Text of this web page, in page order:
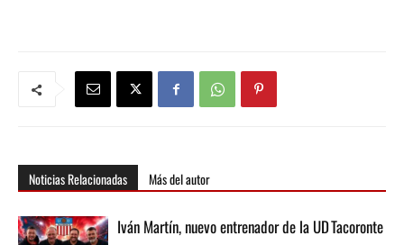
Noticias Relacionadas Más del autor
Iván Martín, nuevo entrenador de la UD Tacoronte